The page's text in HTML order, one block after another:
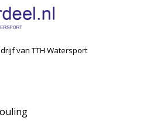
van TTH Watersport